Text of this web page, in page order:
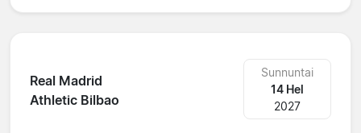
Real Madrid
Athletic Bilbao
Sunnuntai
14 Hel
2027